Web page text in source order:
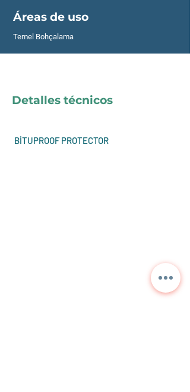
Áreas de uso
Temel Bohçalama
Detalles técnicos
BİTUPROOF PROTECTOR